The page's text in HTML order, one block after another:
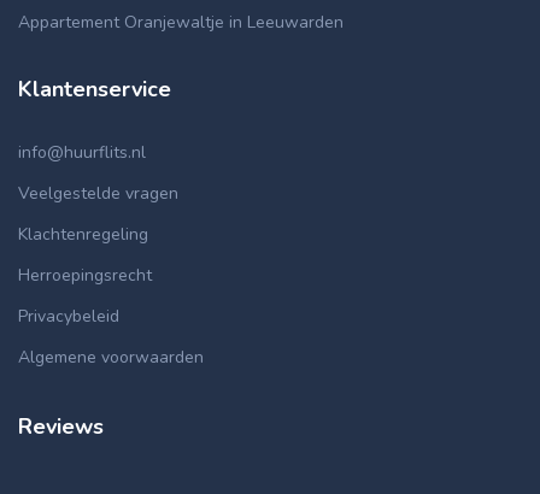
Appartement Oranjewaltje in Leeuwarden
Klantenservice
info@huurflits.nl
Veelgestelde vragen
Klachtenregeling
Herroepingsrecht
Privacybeleid
Algemene voorwaarden
Reviews